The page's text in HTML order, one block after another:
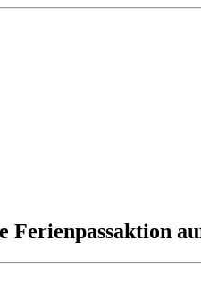
Ferienpassaktion